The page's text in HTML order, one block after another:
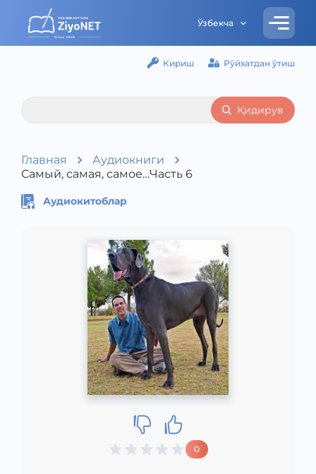
Ўзбекча
Кириш Рўйхатдан ўтиш
Қидирув
Главная
Аудиокниги
Самый, самая, самое…Часть 6
Аудиокитоблар
0